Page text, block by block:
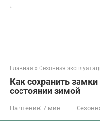
Главная » Сезонная
Как сохранить
состоянии зимой
На чтение: 7 мин